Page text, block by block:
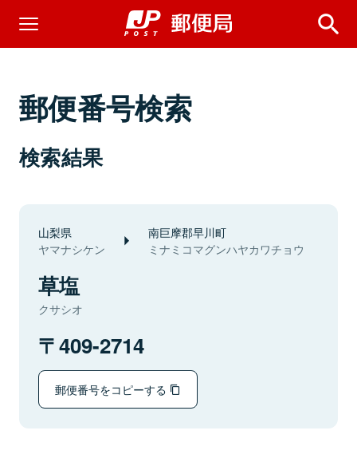
郵便番号検索
検索結果
山梨県
ヤマナシケン
南巨摩郡早川町
ミナミコマグンハヤカワチョウ
草塩
クサシオ
409-2714
郵便番号をコピーする